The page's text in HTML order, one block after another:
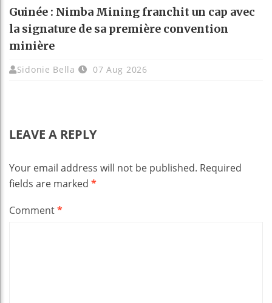
Guinée : Nimba Mining franchit un cap avec
la signature de sa première convention
minière
Sidonie Bella 07 Aug 2026
LEAVE A REPLY
Your email address will not be published. Required
fields are marked *
Comment*